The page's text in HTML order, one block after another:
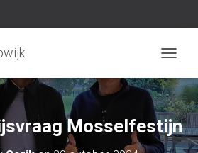
Mosselfestijn